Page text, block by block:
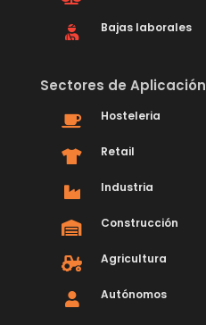
Bajas laborales
Sectores de Aplicación
Hosteleria
Retail
Industria
Construcción
Agricultura
Autónomos